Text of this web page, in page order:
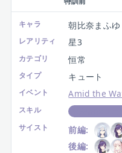
キャラ 朝比奈まふゆ
レアリティ 星3
カテゴリ 恒常
タイプ キュート
イベント Amid the
スキル
サイスト
前編:
後編: